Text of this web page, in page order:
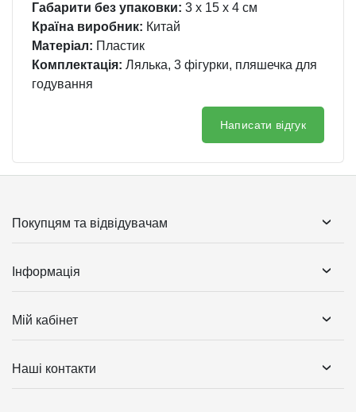
Габарити без упаковки: 3 x 15 x 4 см
Країна виробник: Китай
Матеріал: Пластик
Комплектація: Лялька, 3 фігурки, пляшечка для
годування
Написати відгук
Покупцям та відвідувачам
Інформація
Мій кабінет
Наші контакти